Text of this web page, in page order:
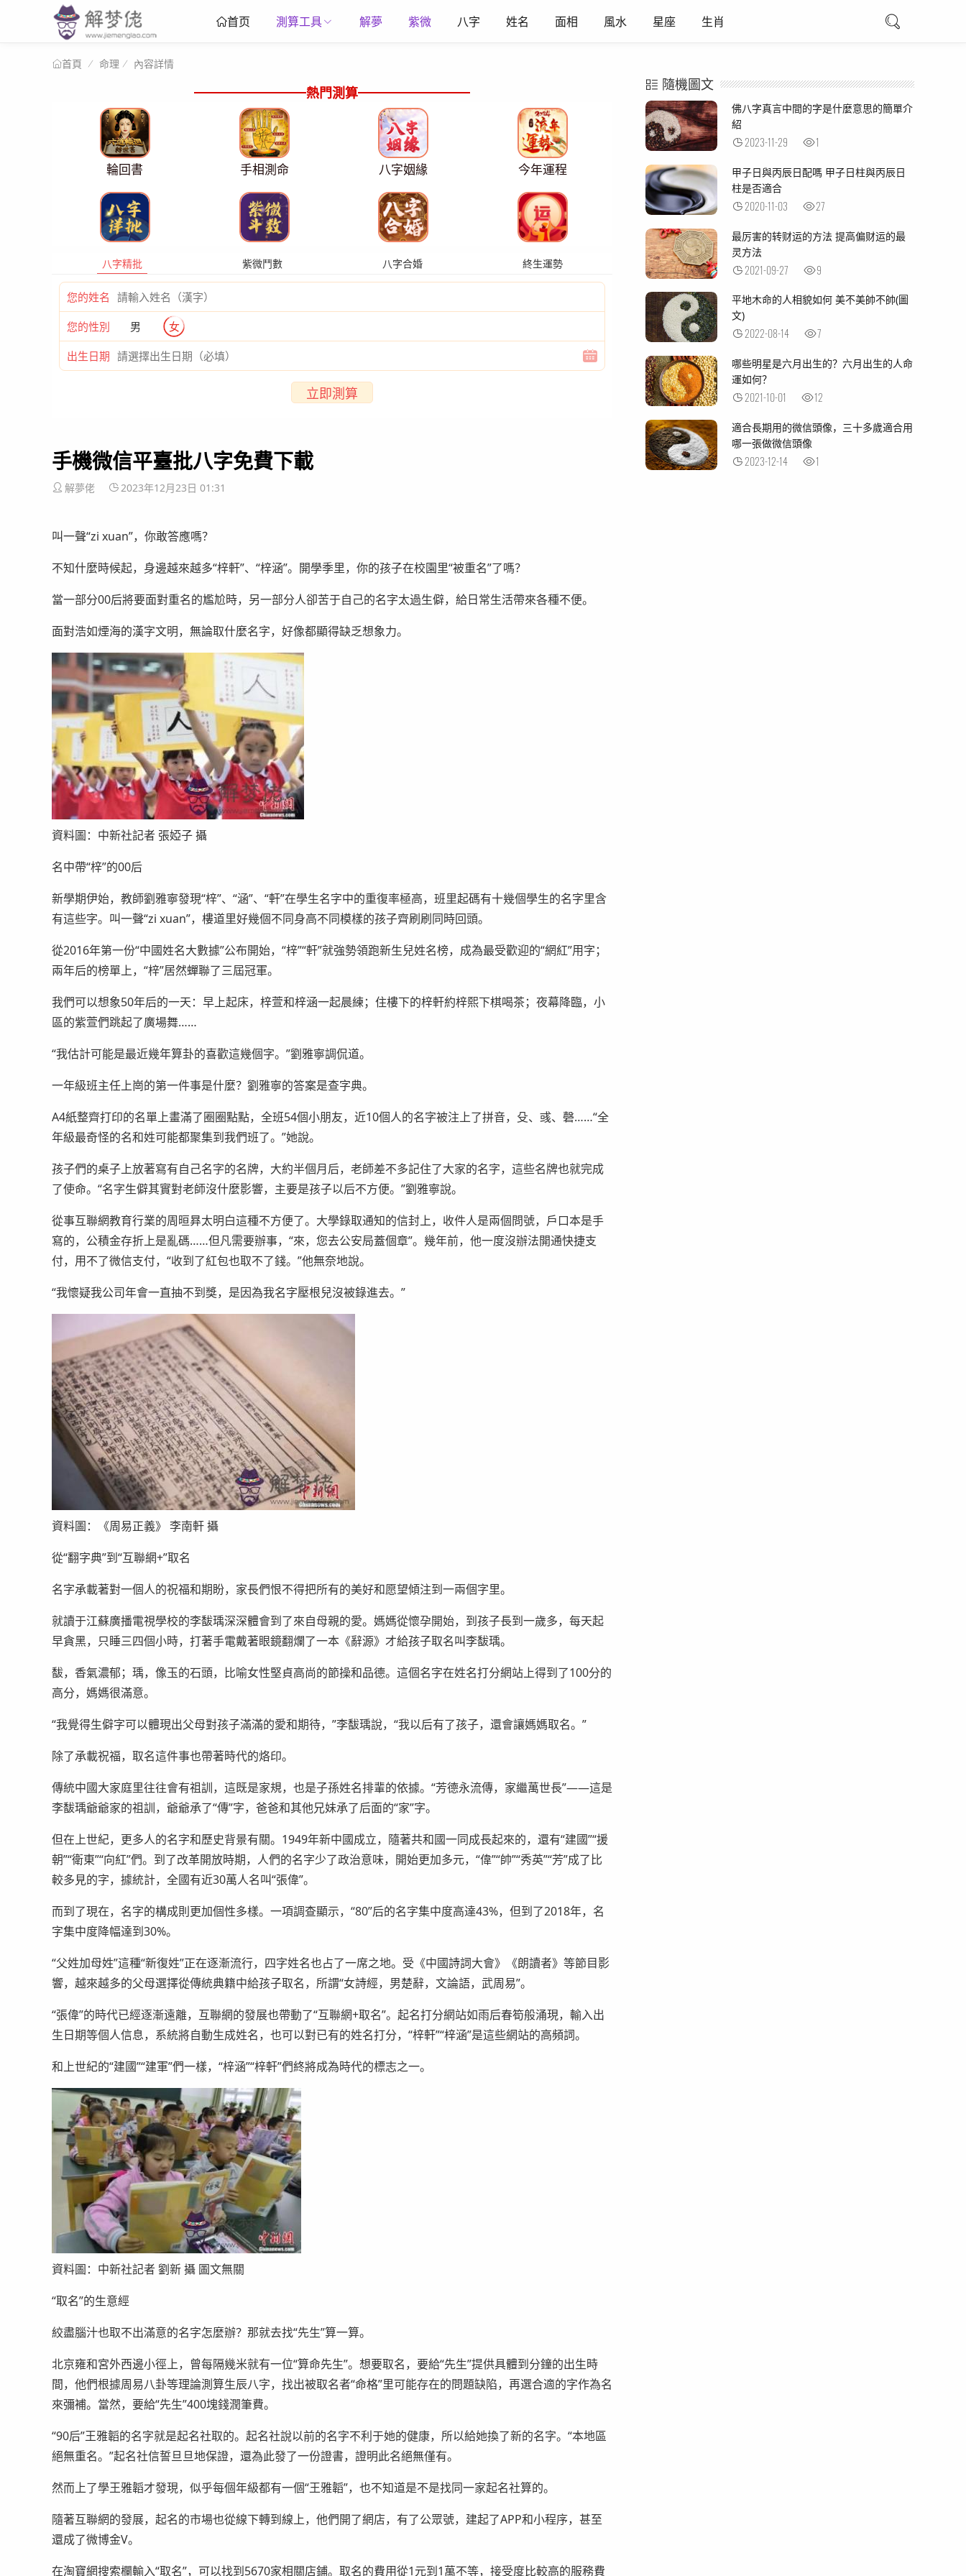
首页 測算工具 解夢 紫微 八字 姓名 面相 風水 星座 生肖
首頁 命理 內容詳情
熱門測算
輪回書 手相測命 八字姻緣 今年運程
八字精批 紫微鬥數 八字合婚 終生運勢
您的姓名
您的性別 男 女
出生日期
立即測算
手機微信平臺批八字免費下載
解夢佬 2023年12月23日 01:31
叫一聲“zi xuan”，你敢答應嗎？
不知什麼時候起，身邊越來越多“梓軒”、“梓涵”。開學季里，你的孩子在校園里“被重名”了嗎？
當一部分00后將要面對重名的尷尬時，另一部分人卻苦于自己的名字太過生僻，給日常生活帶來各種不便。
面對浩如煙海的漢字文明，無論取什麼名字，好像都顯得缺乏想象力。
資料圖：中新社記者 張婭子 攝
名中帶“梓”的00后
新學期伊始，教師劉雅寧發現“梓”、“涵”、“軒”在學生名字中的重復率極高，班里起碼有十幾個學生的名字里含
有這些字。叫一聲“zi xuan”，樓道里好幾個不同身高不同模樣的孩子齊刷刷同時回頭。
從2016年第一份“中國姓名大數據”公布開始，“梓”“軒”就強勢領跑新生兒姓名榜，成為最受歡迎的“網紅”用字；
兩年后的榜單上，“梓”居然蟬聯了三屆冠軍。
我們可以想象50年后的一天：早上起床，梓萱和梓涵一起晨練；住樓下的梓軒約梓熙下棋喝茶；夜幕降臨，小
區的紫萱們跳起了廣場舞……
“我估計可能是最近幾年算卦的喜歡這幾個字。”劉雅寧調侃道。
一年級班主任上崗的第一件事是什麼？劉雅寧的答案是查字典。
A4紙整齊打印的名單上畫滿了圈圈點點，全班54個小朋友，近10個人的名字被注上了拼音，殳、彧、磬……“全
年級最奇怪的名和姓可能都聚集到我們班了。”她說。
孩子們的桌子上放著寫有自己名字的名牌，大約半個月后，老師差不多記住了大家的名字，這些名牌也就完成
了使命。“名字生僻其實對老師沒什麼影響，主要是孩子以后不方便。”劉雅寧說。
從事互聯網教育行業的周晅昪太明白這種不方便了。大學錄取通知的信封上，收件人是兩個問號，戶口本是手
寫的，公積金存折上是亂碼……但凡需要辦事，“來，您去公安局蓋個章”。幾年前，他一度沒辦法開通快捷支
付，用不了微信支付，“收到了紅包也取不了錢。”他無奈地說。
“我懷疑我公司年會一直抽不到獎，是因為我名字壓根兒沒被錄進去。”
資料圖：《周易正義》 李南軒 攝
從“翻字典”到“互聯網+”取名
名字承載著對一個人的祝福和期盼，家長們恨不得把所有的美好和愿望傾注到一兩個字里。
就讀于江蘇廣播電視學校的李馛瑀深深體會到了來自母親的愛。媽媽從懷孕開始，到孩子長到一歲多，每天起
早貪黑，只睡三四個小時，打著手電戴著眼鏡翻爛了一本《辭源》才給孩子取名叫李馛瑀。
馛，香氣濃郁；瑀，像玉的石頭，比喻女性堅貞高尚的節操和品德。這個名字在姓名打分網站上得到了100分的
高分，媽媽很滿意。
“我覺得生僻字可以體現出父母對孩子滿滿的愛和期待，”李馛瑀說，“我以后有了孩子，還會讓媽媽取名。”
除了承載祝福，取名這件事也帶著時代的烙印。
傳統中國大家庭里往往會有祖訓，這既是家規，也是子孫姓名排輩的依據。“芳德永流傳，家繼萬世長”——這是
李馛瑀爺爺家的祖訓，爺爺承了“傳”字，爸爸和其他兄妹承了后面的“家”字。
但在上世紀，更多人的名字和歷史背景有關。1949年新中國成立，隨著共和國一同成長起來的，還有“建國”“援
朝”“衛東”“向紅”們。到了改革開放時期，人們的名字少了政治意味，開始更加多元，“偉”“帥”“秀英”“芳”成了比
較多見的字，據統計，全國有近30萬人名叫“張偉”。
而到了現在，名字的構成則更加個性多樣。一項調查顯示，“80”后的名字集中度高達43%，但到了2018年，名
字集中度降幅達到30%。
“父姓加母姓”這種“新復姓”正在逐漸流行，四字姓名也占了一席之地。受《中國詩詞大會》《朗讀者》等節目影
響，越來越多的父母選擇從傳統典籍中給孩子取名，所謂“女詩經，男楚辭，文論語，武周易”。
“張偉”的時代已經逐漸遠離，互聯網的發展也帶動了“互聯網+取名”。起名打分網站如雨后春筍般涌現，輸入出
生日期等個人信息，系統將自動生成姓名，也可以對已有的姓名打分，“梓軒”“梓涵”是這些網站的高頻詞。
和上世紀的“建國”“建軍”們一樣，“梓涵”“梓軒”們終將成為時代的標志之一。
資料圖：中新社記者 劉新 攝 圖文無關
“取名”的生意經
絞盡腦汁也取不出滿意的名字怎麼辦？那就去找“先生”算一算。
北京雍和宮外西邊小徑上，曾每隔幾米就有一位“算命先生”。想要取名，要給“先生”提供具體到分鐘的出生時
間，他們根據周易八卦等理論測算生辰八字，找出被取名者“命格”里可能存在的問題缺陷，再選合適的字作為名
來彌補。當然，要給“先生”400塊錢潤筆費。
“90后”王雅韜的名字就是起名社取的。起名社說以前的名字不利于她的健康，所以給她換了新的名字。“本地區
絕無重名。”起名社信誓旦旦地保證，還為此發了一份證書，證明此名絕無僅有。
然而上了學王雅韜才發現，似乎每個年級都有一個“王雅韜”，也不知道是不是找同一家起名社算的。
隨著互聯網的發展，起名的市場也從線下轉到線上，他們開了網店，有了公眾號，建起了APP和小程序，甚至
還成了微博金V。
在淘寶網搜索欄輸入“取名”，可以找到5670家相關店鋪。取名的費用從1元到1萬不等，接受度比較高的服務費
隨機圖文
佛八字真言中間的字是什麼意思的簡單介
紹
2023-11-29 1
甲子日與丙辰日配嗎 甲子日柱與丙辰日
柱是否適合
2020-11-03 27
最厉害的转财运的方法 提高偏财运的最
灵方法
2021-09-27 9
平地木命的人相貌如何 美不美帥不帥(圖
文)
2022-08-14 7
哪些明星是六月出生的？六月出生的人命
運如何？
2021-10-01 12
適合長期用的微信頭像，三十多歲適合用
哪一張做微信頭像
2023-12-14 1